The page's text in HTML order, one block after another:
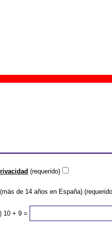
(requerido)
de 14 años en España)
10 + 9 =